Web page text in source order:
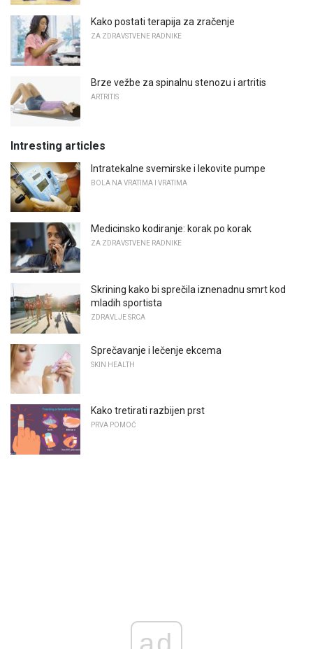
Kako postati terapija za zračenje
ZA ZDRAVSTVENE RADNIKE
Brze vežbe za spinalnu stenozu i artritis
ARTRITIS
Intresting articles
Intratekalne svemirske i lekovite pumpe
BOLA NA VRATIMA I VRATIMA
Medicinsko kodiranje: korak po korak
ZA ZDRAVSTVENE RADNIKE
Skrining kako bi sprečila iznenadnu smrt kod
mladih sportista
ZDRAVLJE SRCA
Sprečavanje i lečenje ekcema
SKIN HEALTH
Kako tretirati razbijen prst
PRVA POMOĆ